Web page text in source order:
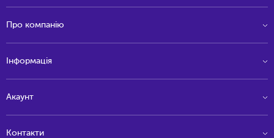
Про компанію
Інформація
Акаунт
Контакти